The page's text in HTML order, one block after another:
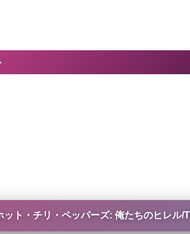
ット・チリ・ペッパーズ: 俺たちのヒレ